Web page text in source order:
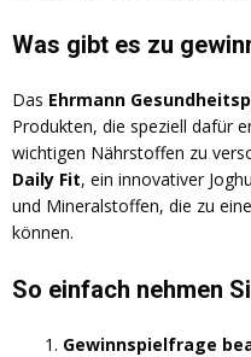
Was gibt es zu
Das Ehrmann
Produkten, die speziell dafür
wichtigen Nährstoffen zu
Daily Fit, ein innovativer
und Mineralstoffen, die zu
können.
So einfach nehmen
Gewinnspielfrage